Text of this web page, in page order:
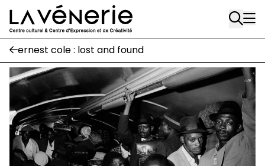
Aller au contenu principal
Rue Gratès, 3
1170 Watermael-Boitsfort
02 663 85 50
Écuries
Place Gilson, 3
1170 Watermael-Boitsfort
02 663 85 50
suivez-nous
ernest cole : lost and found